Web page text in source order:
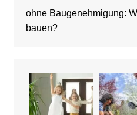
ohne Baugenehmigung:
bauen?